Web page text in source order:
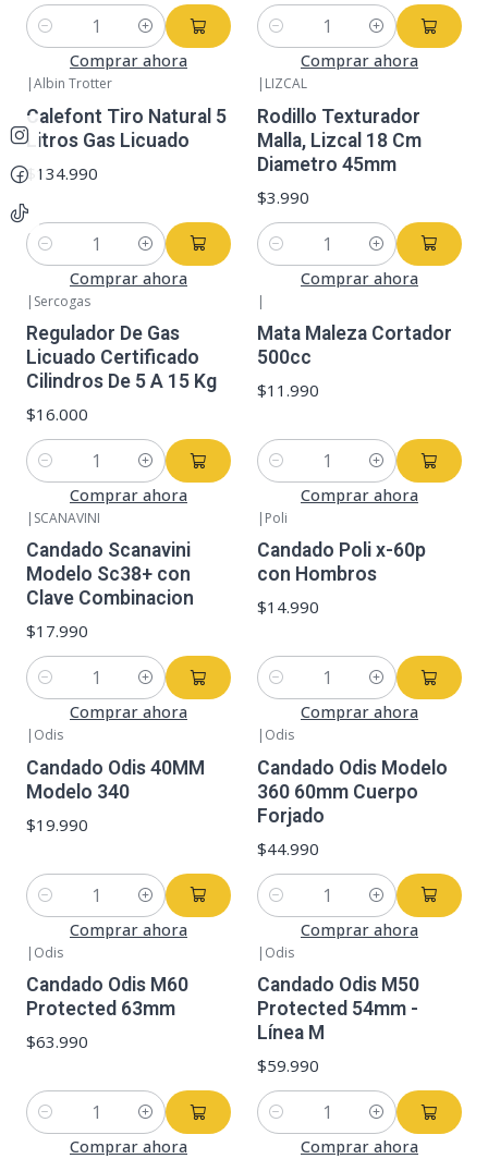
Cantidad
Comprar ahora
Cantidad
Comprar ahora
|Albin Trotter
Calefont Tiro Natural 5
Litros Gas Licuado
$134.990
Cantidad
Comprar ahora
| LIZCAL
Rodillo Texturador
Malla, Lizcal 18 Cm
Diametro 45mm
$3.990
Cantidad
Comprar ahora
| Sercogas
Regulador De Gas
Licuado Certificado
Cilindros De 5 A 15 Kg
$16.000
Cantidad
Comprar ahora
|
Mata Maleza Cortador
500cc
$11.990
Cantidad
Comprar ahora
| SCANAVINI
Candado Scanavini
Modelo Sc38+ con
Clave Combinacion
$17.990
Cantidad
Comprar ahora
| Poli
Candado Poli x-60p
con Hombros
$14.990
Cantidad
Comprar ahora
Odis
Candado Odis 40MM
Modelo 340
$19.990
Cantidad
Comprar ahora
Odis
Candado Odis Modelo
360 60mm Cuerpo
Forjado
$44.990
Cantidad
Comprar ahora
| Odis
Candado Odis M60
Protected 63mm
$63.990
Cantidad
Comprar ahora
| Odis
Candado Odis M50
Protected 54mm -
Línea M
$59.990
Cantidad
Comprar ahora